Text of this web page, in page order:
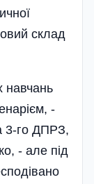
склад
навчань
-
3-го ДПРЗ,
- але під